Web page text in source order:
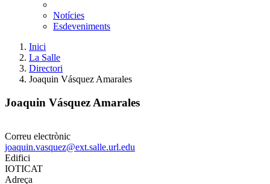
Notícies
Esdeveniments
Inici
La Salle
Directori
Joaquin Vásquez Amarales
Joaquin Vásquez Amarales
Correu electrònic
joaquin.vasquez@ext.salle.url.edu
Edifici
IOTICAT
Adreça